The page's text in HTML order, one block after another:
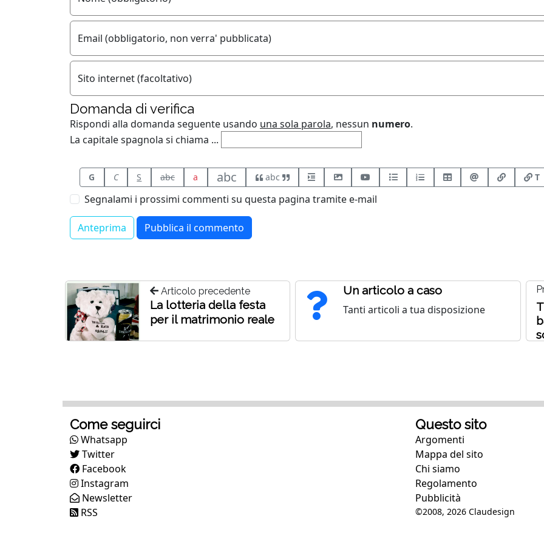
Email (obbligatorio, non verra' pubblicata)
Sito internet (facoltativo)
Domanda di verifica
Rispondi alla domanda seguente usando una sola parola, nessun numero.
La capitale spagnola si chiama ...
G C S abc a abc abc T
Segnalami i prossimi commenti su questa pagina tramite e-mail
Articolo precedente
La lotteria della festa
per il matrimonio reale
Un articolo a caso
Tanti articoli a tua disposizione
Come seguirci
Whatsapp
Twitter
Facebook
Instagram
Newsletter
RSS
Questo sito
Argomenti
Mappa del sito
Chi siamo
Regolamento
Pubblicità
©2008, 2026 Claudesign